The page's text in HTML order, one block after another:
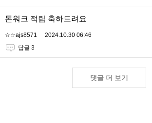
돈워크 적립 축하드려요
☆☆ajs8571
2024.10.30 06:46
답글 3
댓글 더 보기